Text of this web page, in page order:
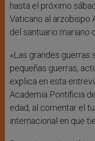
hasta el próximo
Vaticano al arzobispo
del santuario mariano
«Las grandes guerras
pequeñas guerras,
explica en esta
Academia Pontificia
edad, al comentar el
internacional en que